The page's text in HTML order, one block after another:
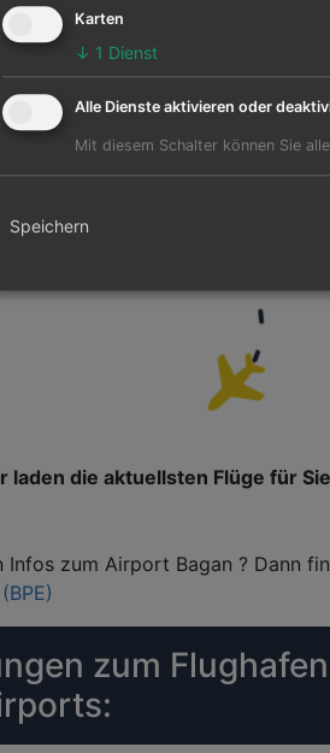
für Flüge nach
laden die aktuellsten Flüge für
Infos zum Airport Bagan ? Dann
zum
Karten
↓ 1 Dienst
Alle Dienste aktivieren oder
Mit diesem Schalter können Sie
Speichern